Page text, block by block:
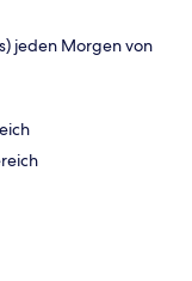
jeden Morgen von